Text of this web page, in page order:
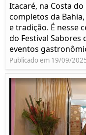
Itacaré, na Costa
completos da
e tradição. É nesse
do Festival Sabores
eventos
Publicado em 19/09/